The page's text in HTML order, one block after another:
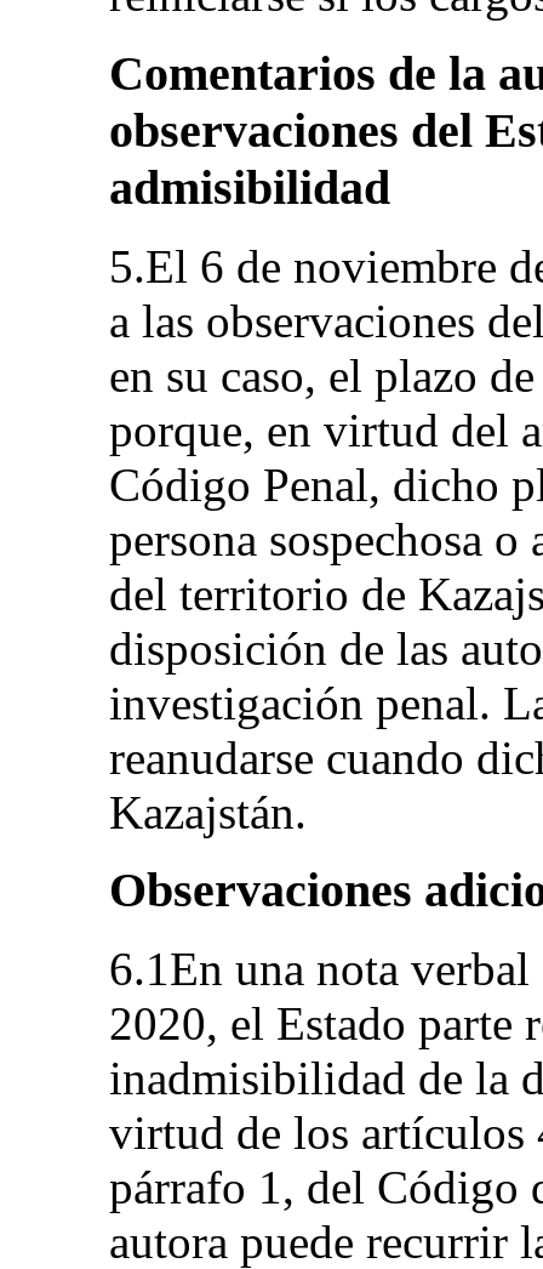
Comentarios de la
observaciones del
admisibilidad
5.El 6 de noviembre
a las observaciones
en su caso, el plazo
porque, en virtud del
Código Penal, dicho
persona sospechosa o
del territorio de
disposición de las
investigación penal.
reanudarse cuando
Kazajstán.
Observaciones
6.1En una nota
2020, el Estado parte
inadmisibilidad de la
virtud de los artículos
párrafo 1, del Código
autora puede recurrir